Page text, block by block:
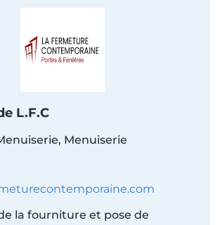
L.F.C
, Menuiserie
la fourniture et pose de